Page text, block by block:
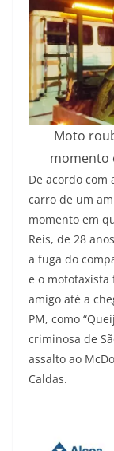
Moto
momento
De acordo
carro de um
momento em
Reis, de 28
a fuga do
e o
amigo até a
PM, como
criminosa de
assalto ao
Caldas.